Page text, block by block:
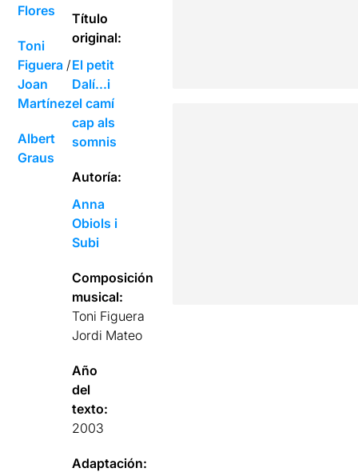
Flores
Toni
Figuera /
Joan
Martínez
Albert
Graus
Título
original:
El petit
Dalí...i
el camí
cap als
somnis
Autoría:
Anna
Obiols i
Subi
Composición
musical:
Toni Figuera
Jordi Mateo
Año
del
texto:
2003
Adaptación: